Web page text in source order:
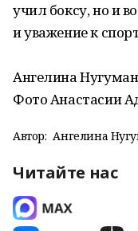
учил боксу, но и
и уважение к
Ангелина
Фото Анастасии
Автор: Ангелина
Читайте нас